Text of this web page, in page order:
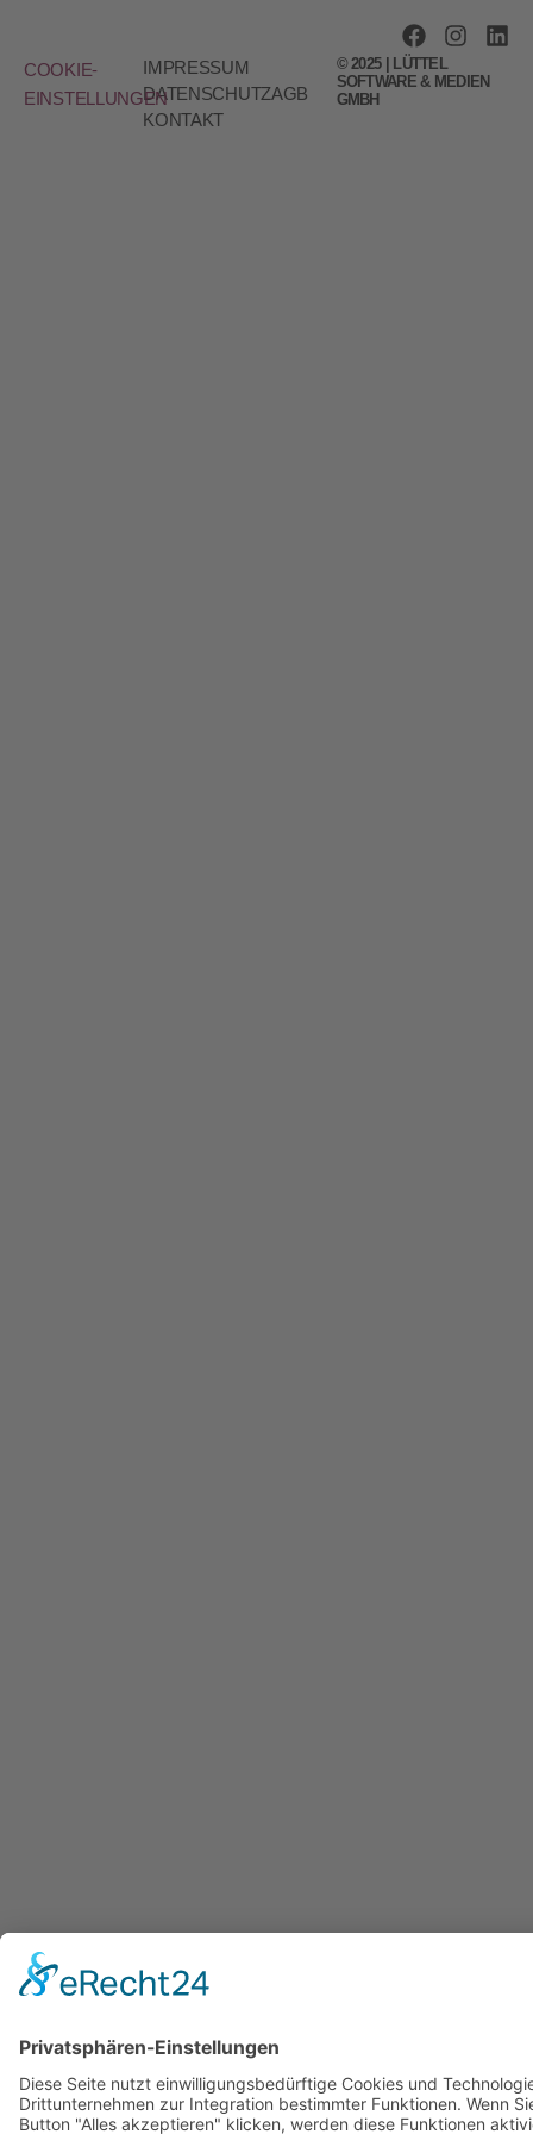
© 2025 | LÜTTEL
SOFTWARE & MEDIEN
GMBH
IMPRESSUM
DATENSCHUTZAGB
KONTAKT
COOKIE-
EINSTELLUNGEN